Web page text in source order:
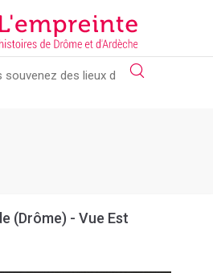
=> B263626101_CP1832 )
if you want the default styling
(Drôme) - Vue Est